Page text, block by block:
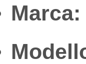
Marca: